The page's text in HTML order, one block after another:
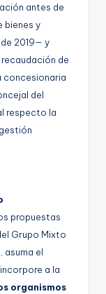
antes de
bienes y
2019— y
de
concesionaria
del
respecto la
propuestas
Grupo Mixto
, asuma el
a la
organismos